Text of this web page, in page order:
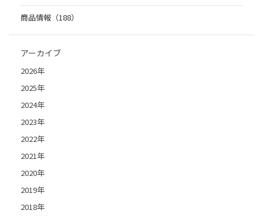
商品情報（188）
アーカイブ
2026年
2025年
2024年
2023年
2022年
2021年
2020年
2019年
2018年